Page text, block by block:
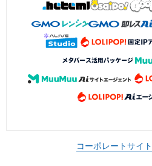
コーポレートサイト